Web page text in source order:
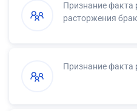
Признание факта
расторжения
Признание факта